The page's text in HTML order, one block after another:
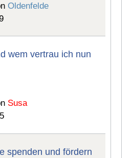
Oldenfelde
wem vertrau ich nun
Susa
spenden und fördern